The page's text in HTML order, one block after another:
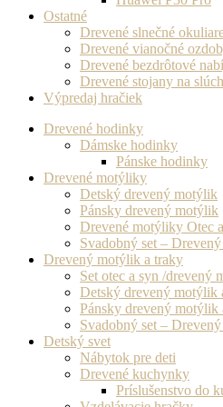
Ostatné
Drevené slnečné
Drevené vianočné
Drevené bezdrôtové
Drevené stojany na
Výpredaj hračiek
Drevené hodinky
Dámske hodinky
Pánske hodinky
Drevené motýliky
Detský drevený motýlik
Pánsky drevený motýlik
Drevené motýliky Otec
Svadobný set –
Drevený motýlik a traky
Set otec a syn /drevený
Detský drevený motýlik
Pánsky drevený motýlik
Svadobný set –
Detský svet
Nábytok pre deti
Drevené kuchynky
Príslušenstvo do